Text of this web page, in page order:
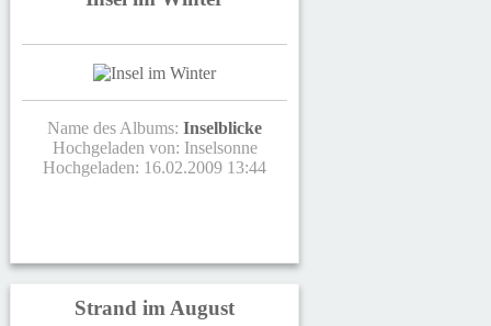
Name des Albums: Inselblicke
Hochgeladen von: Inselsonne
Hochgeladen: 16.02.2009 13:44
Strand im August